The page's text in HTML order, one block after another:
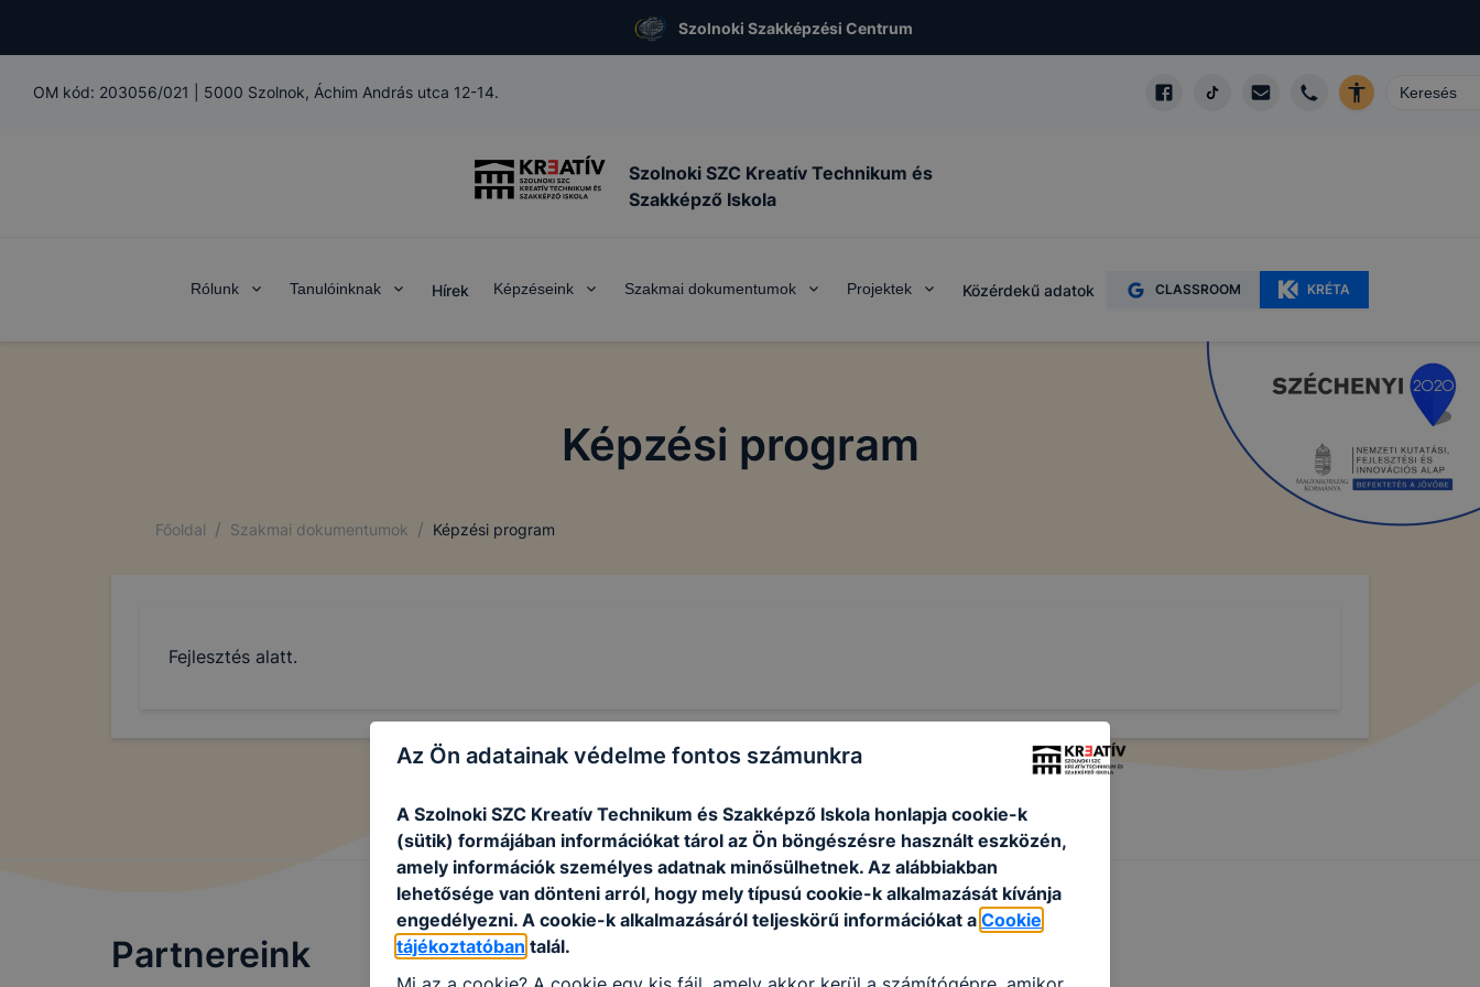
Szolnoki Szakképzési Centrum
OM kód: 203056/021 5000 Szolnok, Áchim András utca 12-14.
Szolnoki SZC Kreatív Technikum és
Szakképző Iskola
Rólunk Tanulóinknak Hírek Képzéseink Szakmai dokumentumok Projektek Közérdekű adatok CLASSROOM KRÉTA
Képzési program
Főoldal / Szakmai dokumentumok / Képzési program
Fejlesztés alatt.
Partnereink
Az Ön adatainak védelme fontos számunkra
A Szolnoki SZC Kreatív Technikum és Szakképző Iskola honlapja cookie-k
(sütik) formájában információkat tárol az Ön böngészésre használt eszközén,
amely információk személyes adatnak minősülhetnek. Az alábbiakban
lehetősége van dönteni arról, hogy mely típusú cookie-k alkalmazását kívánja
engedélyezni. A cookie-k alkalmazásáról teljeskörű információkat a Cookie
tájékoztatóban talál.